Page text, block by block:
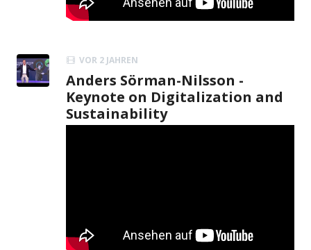
VOR 2 JAHREN
Anders Sörman-Nilsson -
Keynote on Digitalization and
Sustainability